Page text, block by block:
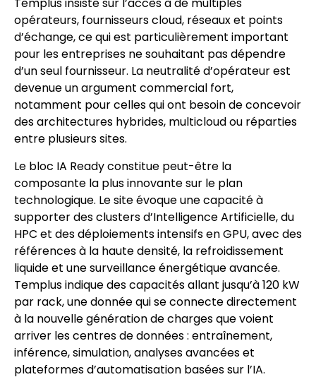
Templus insiste sur l’accès à de multiples
opérateurs, fournisseurs cloud, réseaux et points
d’échange, ce qui est particulièrement important
pour les entreprises ne souhaitant pas dépendre
d’un seul fournisseur. La neutralité d’opérateur est
devenue un argument commercial fort,
notamment pour celles qui ont besoin de concevoir
des architectures hybrides, multicloud ou réparties
entre plusieurs sites.
Le bloc IA Ready constitue peut-être la
composante la plus innovante sur le plan
technologique. Le site évoque une capacité à
supporter des clusters d’Intelligence Artificielle, du
HPC et des déploiements intensifs en GPU, avec des
références à la haute densité, la refroidissement
liquide et une surveillance énergétique avancée.
Templus indique des capacités allant jusqu’à 120 kW
par rack, une donnée qui se connecte directement
à la nouvelle génération de charges que voient
arriver les centres de données : entraînement,
inférence, simulation, analyses avancées et
plateformes d’automatisation basées sur l’IA.